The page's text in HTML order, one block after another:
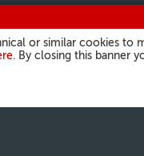
or similar cookies to
. By closing this banner